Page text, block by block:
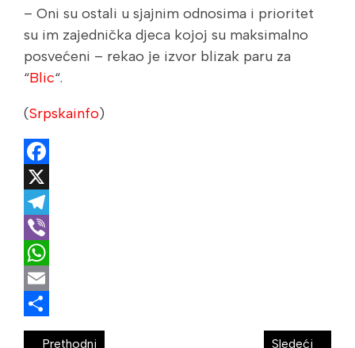
– Oni su ostali u sjajnim odnosima i prioritet
su im zajednička djeca kojoj su maksimalno
posvećeni – rekao je izvor blizak paru za
“Blic“.
(Srpskainfo)
Facebook
X
Telegram
Viber
WhatsApp
Email
Share
Prethodni Sledeći